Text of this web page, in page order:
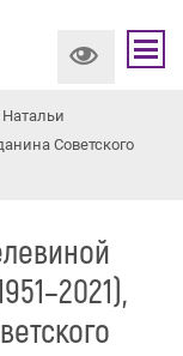
Советского